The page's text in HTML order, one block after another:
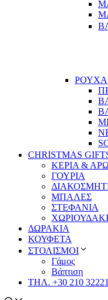
ΡΟΥΧΑ
CHRISTMAS
ΚΕΡΙΑ &
ΓΟΥΡΙΑ
ΜΠΑΛΕΣ
ΣΤΕΦΑΝΙΑ
ΔΩΡΑΚΙΑ
ΚΟΥΦΕΤΑ
ΣΤΟΛΙΣΜΟΙ
Γάμος
Βάπτιση
ΤΗΛ. +30 210